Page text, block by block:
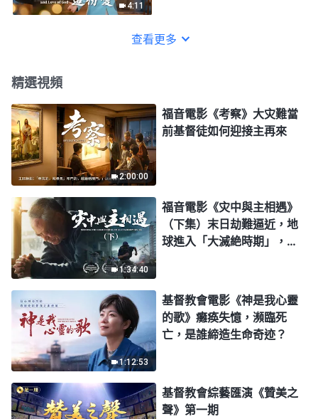
4:11
查看更多
精選視頻
2:00:00
福音電影《考察》大灾難當
前基督徒如何迎接主再來
1:34:40
福音電影《灾中與主相遇》
（下集）末日劫難逼近，地
球進入「大滅絶時期」，人
1:12:53
基督教會電影《神是我心靈
的歌》癱痪失憶，瀕臨死
亡，是誰締造生命奇迹？
基督教會綜藝匯演《贊美之
聲》第一期